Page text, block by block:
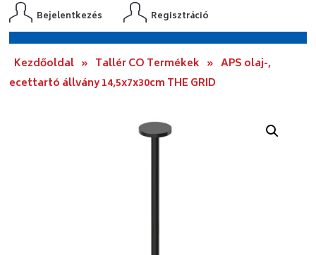
Bejelentkezés Regisztráció
Kezdőoldal » Tallér CO Termékek » APS olaj-,
ecettartó állvány 14,5x7x30cm THE GRID